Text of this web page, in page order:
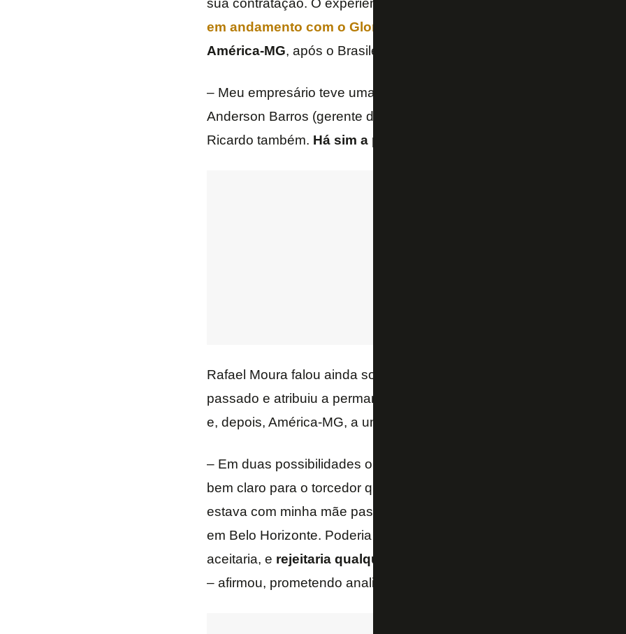
em andamento com o Glorioso
América-MG, após o Brasileirão.
– Meu empresário teve uma reunião com o Gustavo Noronha (vice
Anderson Barros (gerente de futebol), eu mesmo conversei com o
Ricardo também. Há sim a possibilidade
Rafael Moura falou ainda sobre as
passado e atribuiu a permanência em Belo Horizonte, por onde
e, depois, América-MG, a uma doença na família.
– Em duas possibilidades o Botafogo me fez uma proposta oficial, e
bem claro para o torcedor que não foi uma recusa ou uma rejeição
estava com minha mãe passando por um tratamento de câncer,
em Belo Horizonte. Poderia ser qualquer outro clube da região
aceitaria, e rejeitaria qualquer outro clube, poderia ser o Real
– afirmou, prometendo analisar a oferta alvinegra: